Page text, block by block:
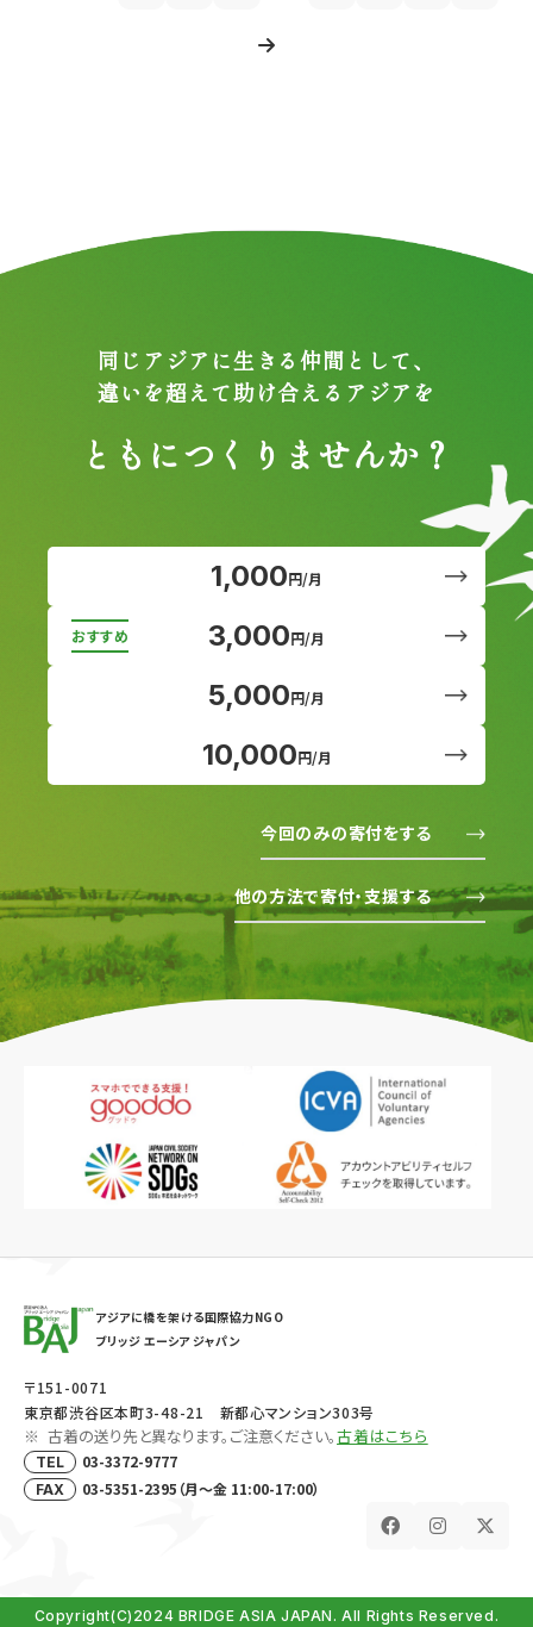
同じアジアに生きる仲間として、
違いを超えて助け合えるアジアを
ともにつくりませんか？
1,000円/月
3,000円/月
5,000円/月
10,000円/月
今回のみの寄付をする
他の方法で寄付・支援する
アジアに橋を架ける国際協力NGO
ブリッジ エーシア ジャパン
〒151-0071
東京都渋谷区本町3-48-21 新都心マンション303号
古着の送り先と異なります。ご注意ください。古着はこちら
TEL 03-3372-9777
FAX 03-5351-2395（月～金 11:00-17:00）
Copyright(C)2024 BRIDGE ASIA JAPAN. All Rights Reserved.